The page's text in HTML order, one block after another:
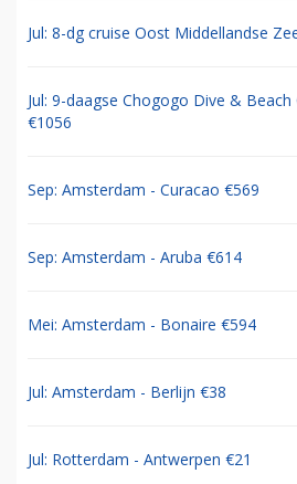
Jul: 8-dg cruise Oost Middellandse
Jul: 9-daagse Chogogo Dive & Beach
€1056
Sep: Amsterdam - Curacao €569
Sep: Amsterdam - Aruba €614
Mei: Amsterdam - Bonaire €594
Jul: Amsterdam - Berlijn €38
Jul: Rotterdam - Antwerpen €21